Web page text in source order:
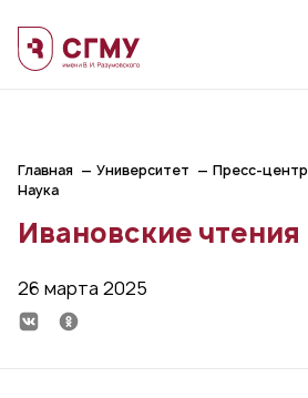
Главная Университет Пресс-центр
Наука
Ивановские чтения
26 марта 2025